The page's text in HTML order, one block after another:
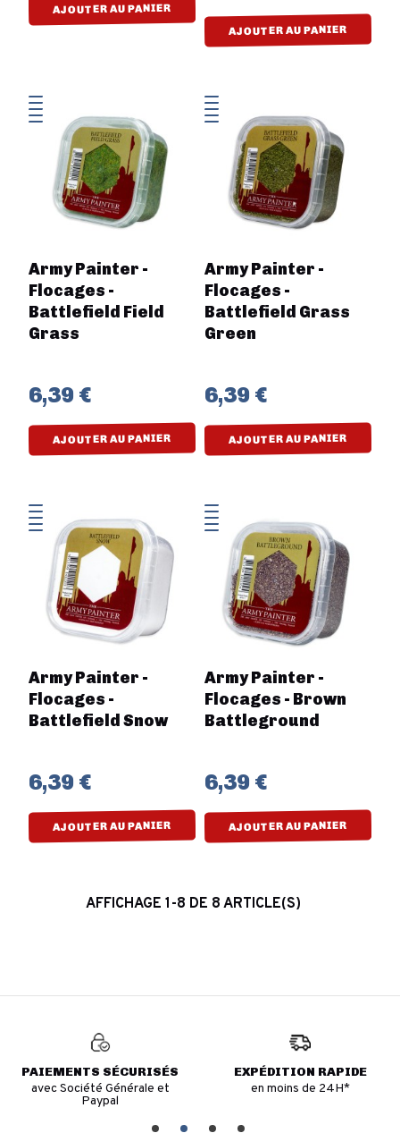
AJOUTER AU PANIER
AJOUTER AU PANIER
Army Painter -
Flocages -
Battlefield Field
Grass
6,39 €
AJOUTER AU PANIER
Army Painter -
Flocages -
Battlefield Grass
Green
6,39 €
AJOUTER AU PANIER
Army Painter -
Flocages -
Battlefield Snow
6,39 €
AJOUTER AU PANIER
Army Painter -
Flocages - Brown
Battleground
6,39 €
AJOUTER AU PANIER
AFFICHAGE 1-8 DE 8 ARTICLE(S)
PAIEMENTS SÉCURISÉS
avec Société Générale et
Paypal
EXPÉDITION RAPIDE
en moins de 24H*